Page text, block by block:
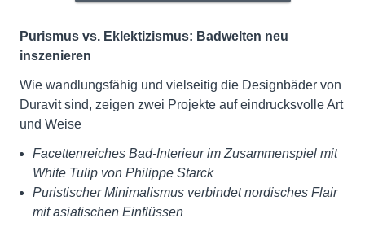
Purismus vs. Eklektizismus: Badwelten neu
inszenieren
Wie wandlungsfähig und vielseitig die Designbäder von
Duravit sind, zeigen zwei Projekte auf eindrucksvolle Art
und Weise
Facettenreiches Bad-Interieur im Zusammenspiel mit
White Tulip von Philippe Starck
Puristischer Minimalismus verbindet nordisches Flair
mit asiatischen Einflüssen